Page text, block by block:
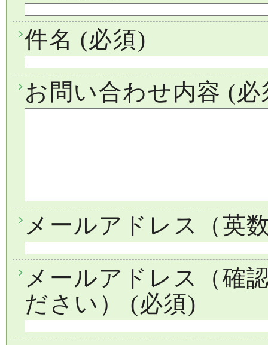
件名 (必須)
お問い合わせ内容 (必
メールアドレス（英
メールアドレス（確
ださい）
(必須)